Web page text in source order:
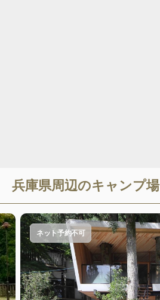
兵庫県周辺のキャンプ場
ネット予約不可